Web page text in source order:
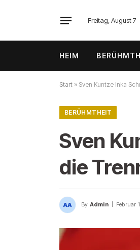
Freitag, August 7
HEIM
Start » Sven Kuntze Inka
BERÜHMTHEIT
Sven
die
By Admin Februar